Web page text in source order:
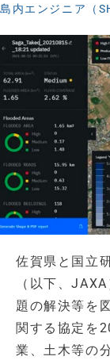
島内エンジニア（
佐賀県と国立
（以下、
題の解決等を
関する協定を
業、土木等の